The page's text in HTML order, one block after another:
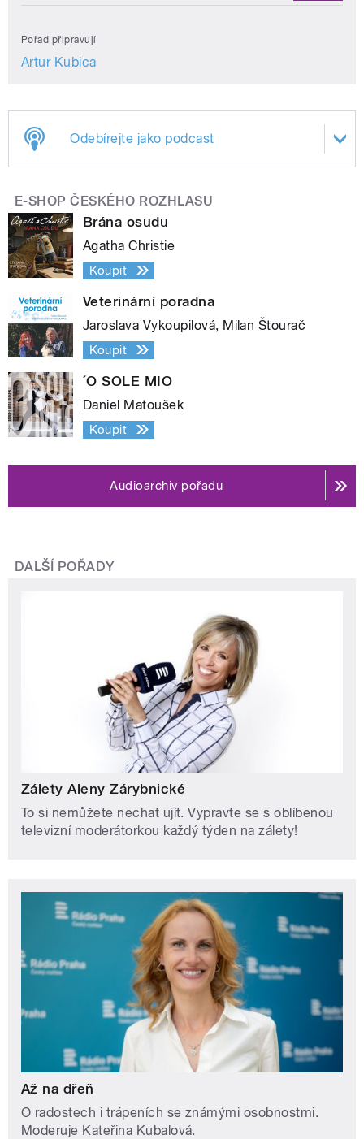
Pořad připravují
Artur Kubica
Odebírejte jako podcast
E-SHOP ČESKÉHO ROZHLASU
Brána osudu
Agatha Christie
Koupit
Veterinární poradna
Jaroslava Vykoupilová, Milan Štourač
Koupit
´O SOLE MIO
Daniel Matoušek
Koupit
Audioarchiv pořadu
DALŠÍ POŘADY
Zálety Aleny Zárybnické
To si nemůžete nechat ujít. Vypravte se s oblíbenou
televizní moderátorkou každý týden na zálety!
Až na dřeň
O radostech i trápeních se známými osobnostmi.
Moderuje Kateřina Kubalová.